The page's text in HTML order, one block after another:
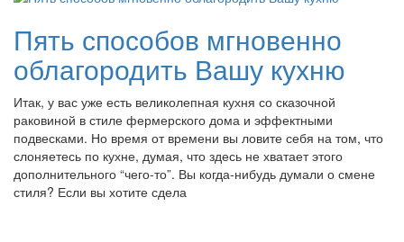
Пять способов мгновенно
облагородить Вашу кухню
Итак, у вас уже есть великолепная кухня со сказочной
раковиной в стиле фермерского дома и эффектными
подвесками. Но время от времени вы ловите себя на том, что
слоняетесь по кухне, думая, что здесь не хватает этого
дополнительного “чего-то”. Вы когда-нибудь думали о смене
стиля? Если вы хотите сдела